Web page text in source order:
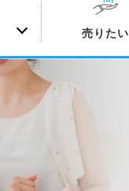
売りたい